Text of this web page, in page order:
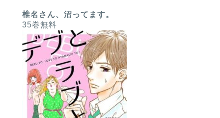
椎名さん、沼ってます。
35巻無料